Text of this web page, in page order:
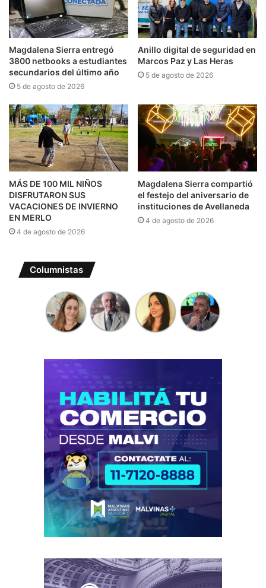
Magdalena Sierra entregó
3800 netbooks a estudiantes
secundarios del último año
5 de agosto de 2026
Anillo digital de seguridad en
Marcos Paz y Las Heras
5 de agosto de 2026
MÁS DE 100 MIL NIÑOS
DISFRUTARON SUS
VACACIONES DE INVIERNO
EN MERLO
4 de agosto de 2026
Magdalena Sierra compartió
el festejo del aniversario de
instituciones de Avellaneda
4 de agosto de 2026
Columnistas